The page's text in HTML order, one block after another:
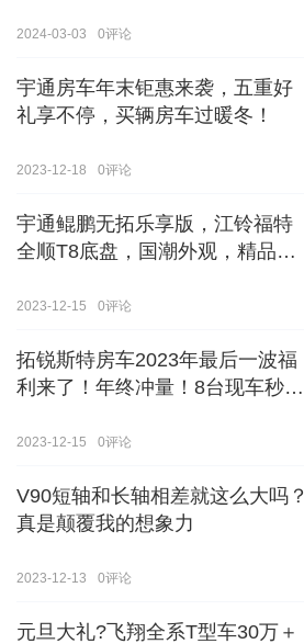
2024-03-03 0评论
宇通房车年末钜惠来袭，五重好
礼享不停，买辆房车过暖冬！
2023-12-18 0评论
宇通鲲鹏无拓乐享版，江铃福特
全顺T8底盘，国潮外观，精品内
2023-12-15 0评论
拓锐斯特房车2023年最后一波福
利来了！年终冲量！8台现车秒杀
2023-12-15 0评论
V90短轴和长轴相差就这么大吗？
真是颠覆我的想象力
2023-12-13 0评论
元旦大礼?飞翔全系T型车30万＋